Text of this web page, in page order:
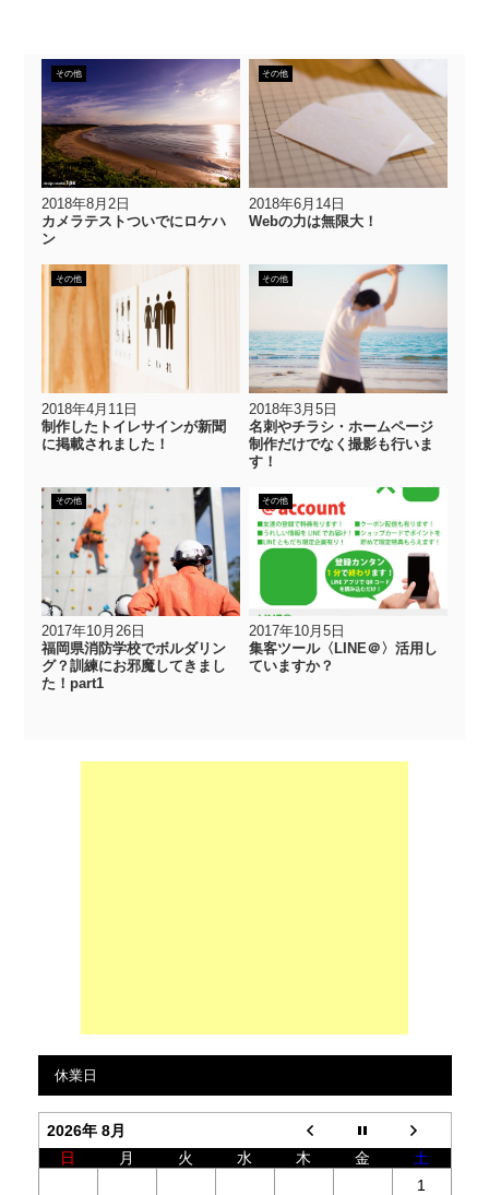
その他
2018年8月2日
カメラテストついでにロケハ
ン
その他
2018年6月14日
Webの力は無限大！
その他
2018年4月11日
制作したトイレサインが新聞
に掲載されました！
その他
2018年3月5日
名刺やチラシ・ホームページ
制作だけでなく撮影も行いま
す！
その他
2017年10月26日
福岡県消防学校でボルダリン
グ？訓練にお邪魔してきまし
た！part1
その他
2017年10月5日
集客ツール〈LINE＠〉活用し
ていますか？
休業日
2026年 8月
日
月 火 水 木 金
土
1